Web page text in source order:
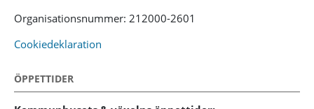
Organisationsnummer: 212000-2601
Cookiedeklaration
ÖPPETTIDER